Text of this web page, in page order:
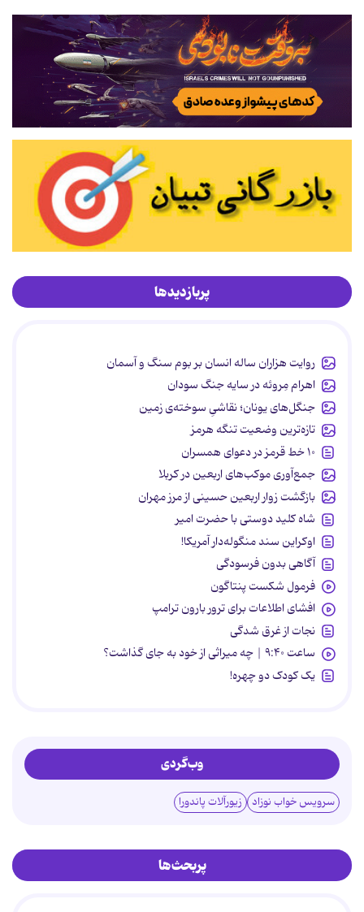
پربازدیدها
روایت هزاران ساله انسان بر بوم سنگ و آسمان
اهرام مِروئه در سایه جنگ سودان
جنگل‌های یونان؛ نقاشیِ سوخته‌ی زمین
تازه‌ترین وضعیت تنگه هرمز
۱۰ خط قرمز در دعوای همسران
جمع‌آوری موکب‌های اربعین در کربلا
بازگشت زوار اربعین حسینی از مرز مهران
شاه کلید دوستی با حضرت امیر
اوکراین سند منگوله‌دار آمریکا!
آگاهی بدون فرسودگی
فرمول شکست پنتاگون
افشای اطلاعات برای ترور بارون ترامپ
نجات از غرق شدگی
ساعت ۹:۴۰ | چه میراثی از خود به جای گذاشت؟
یک کودک دو چهره!
وب‌گردی
سرویس خواب نوزاد زیورآلات پاندورا
پربحث‌ها